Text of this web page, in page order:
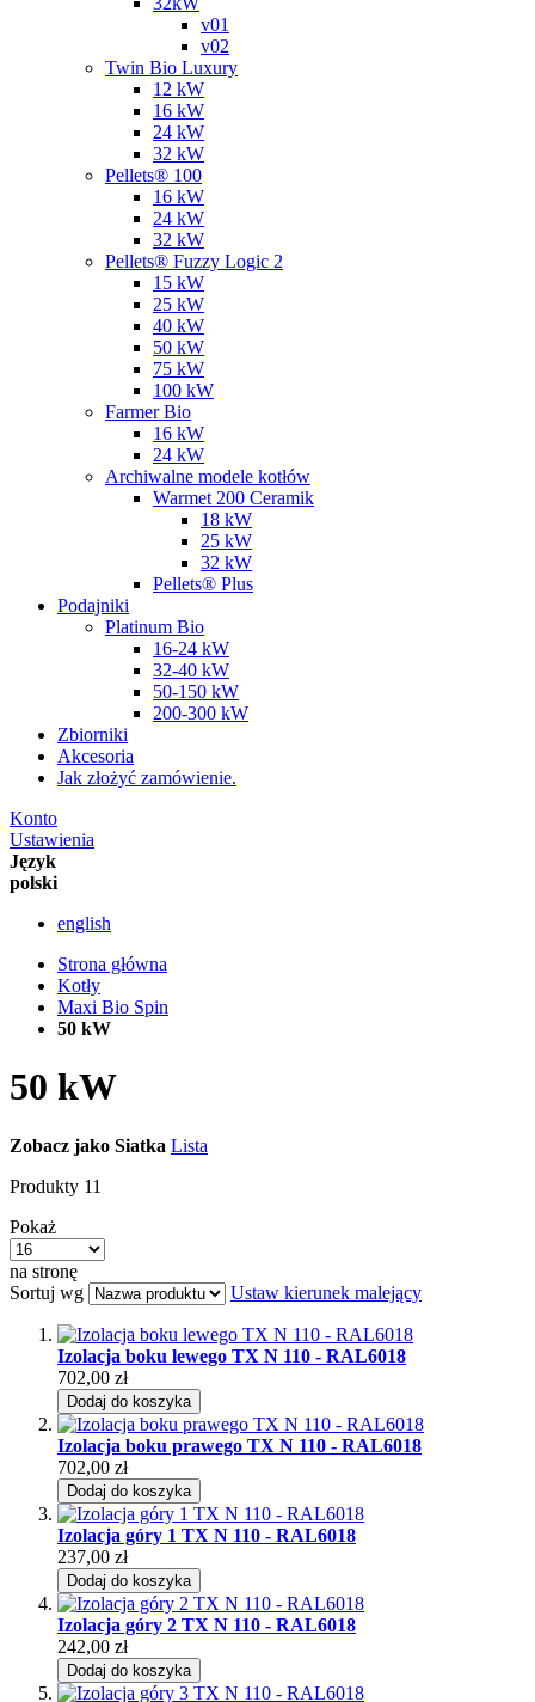
v01
v02
Twin Bio Luxury
12 kW
16 kW
24 kW
32 kW
Pellets® 100
16 kW
24 kW
32 kW
Pellets® Fuzzy Logic 2
15 kW
25 kW
40 kW
50 kW
75 kW
100 kW
Farmer Bio
16 kW
24 kW
Archiwalne modele kotłów
Warmet 200 Ceramik
18 kW
25 kW
32 kW
Pellets® Plus
Podajniki
Platinum Bio
16-24 kW
32-40 kW
50-150 kW
200-300 kW
Zbiorniki
Akcesoria
Jak złożyć zamówienie.
Konto
Ustawienia
Język
polski
english
Strona główna
Kotły
Maxi Bio Spin
50 kW
50 kW
Zobacz jako Siatka Lista
Produkty 11
Pokaż
na stronę
Sortuj wg
Ustaw kierunek malejący
Izolacja boku lewego TX N 110 - RAL6018
702,00 zł
Dodaj do koszyka
Izolacja boku prawego TX N 110 - RAL6018
702,00 zł
Dodaj do koszyka
Izolacja góry 1 TX N 110 - RAL6018
237,00 zł
Dodaj do koszyka
Izolacja góry 2 TX N 110 - RAL6018
242,00 zł
Dodaj do koszyka